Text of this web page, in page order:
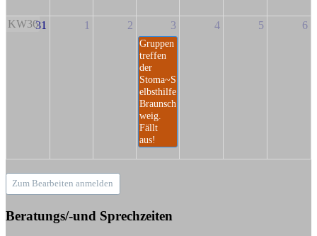
KW3631 1 2 3
Gruppen
treffen
der
Stoma~S
elbsthilfe
Braunsch
weig.
Fällt
aus!
4 5 6
Zum Bearbeiten anmelden
Beratungs/-und Sprechzeiten